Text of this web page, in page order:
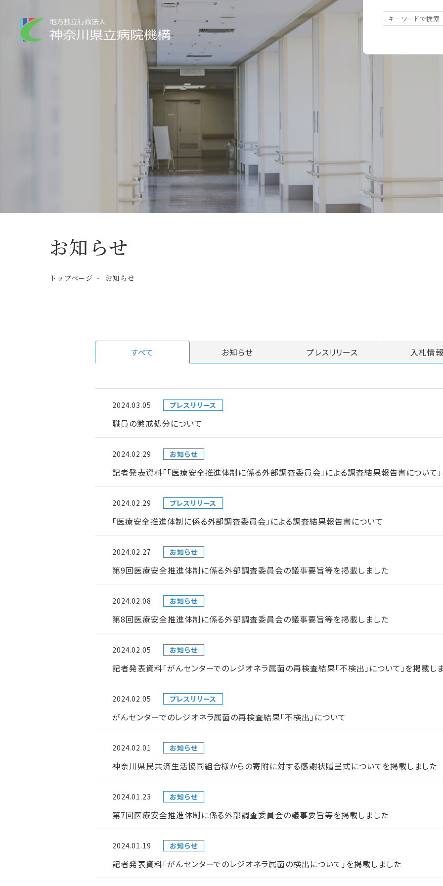
お知らせ
トップページ お知らせ
すべて お知らせ プレスリリース 入札情
2024.03.05 プレスリリース
職員の懲戒処分について
2024.02.29 お知らせ
記者発表資料「「医療安全推進体制に係る外部調査委員会」による調査結果報告書について
2024.02.29 プレスリリース
「医療安全推進体制に係る外部調査委員会」による調査結果報告書について
2024.02.27 お知らせ
第9回医療安全推進体制に係る外部調査委員会の議事要旨等を掲載しました
2024.02.08 お知らせ
第8回医療安全推進体制に係る外部調査委員会の議事要旨等を掲載しました
2024.02.05 お知らせ
記者発表資料「がんセンターでのレジオネラ属菌の再検査結果「不検出」について」を掲載し
2024.02.05 プレスリリース
がんセンターでのレジオネラ属菌の再検査結果「不検出」について
2024.02.01 お知らせ
神奈川県民共済生活協同組合様からの寄附に対する感謝状贈呈式についてを掲載しました
2024.01.23 お知らせ
第7回医療安全推進体制に係る外部調査委員会の議事要旨等を掲載しました
2024.01.19 お知らせ
記者発表資料「がんセンターでのレジオネラ属菌の検出について」を掲載しました